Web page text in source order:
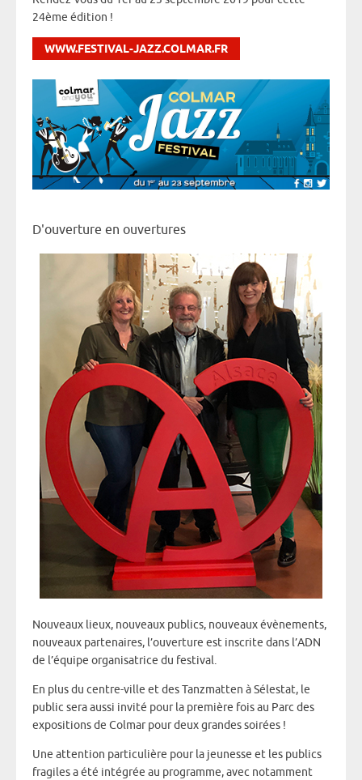
24ème édition !
WWW.FESTIVAL-JAZZ.COLMAR.FR
D'ouverture en ouvertures
Nouveaux lieux, nouveaux publics, nouveaux évènements,
nouveaux partenaires, l’ouverture est inscrite dans l’ADN
de l’équipe organisatrice du festival.
En plus du centre-ville et des Tanzmatten à Sélestat, le
public sera aussi invité pour la première fois au Parc des
expositions de Colmar pour deux grandes soirées !
Une attention particulière pour la jeunesse et les publics
fragiles a été intégrée au programme, avec notamment